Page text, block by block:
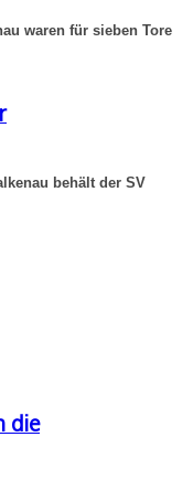
waren für sieben Tore
behält der SV
die